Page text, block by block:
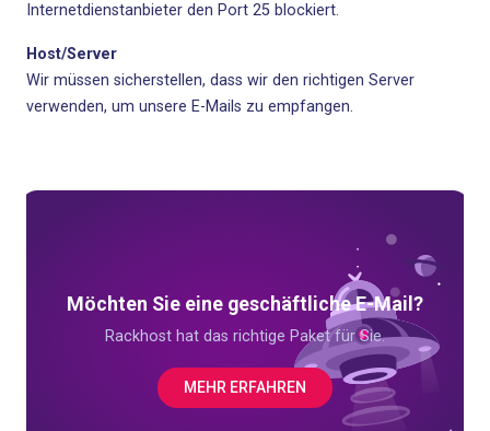
Internetdienstanbieter den Port 25 blockiert.
Host/Server
Wir müssen sicherstellen, dass wir den richtigen Server
verwenden, um unsere E-Mails zu empfangen.
Möchten Sie eine geschäftliche E-Mail?
Rackhost hat das richtige Paket für Sie.
MEHR ERFAHREN